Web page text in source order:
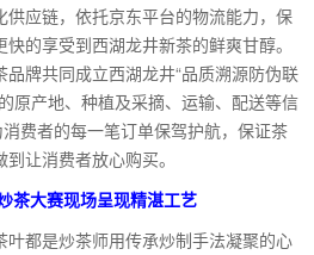
应链，依托京东平台的物流能力，保
的享受到西湖龙井新茶的鲜爽甘醇。
牌共同成立西湖龙井“品质溯源防伪联
原产地、种植及采摘、运输、配送等信
费者的每一笔订单保驾护航，保证茶
让消费者放心购买。
茶大赛现场呈现精湛工艺
都是炒茶师用传承炒制手法凝聚的心